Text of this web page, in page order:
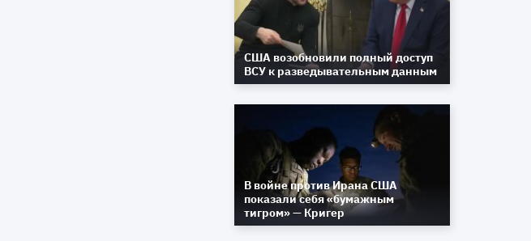
США возобновили полный доступ
ВСУ к разведывательным данным
В войне против Ирана США
показали себя «бумажным
тигром» — Кригер